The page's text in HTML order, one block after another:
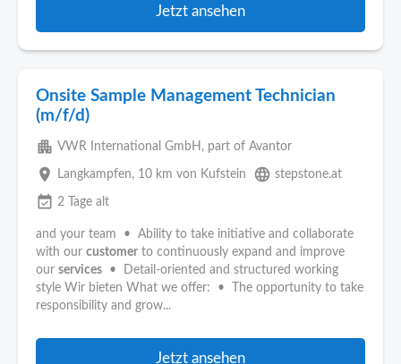
Jetzt ansehen
Onsite Sample Management Technician
(m/f/d)
apartment VWR International GmbH, part of Avantor
place Langkampfen, 10 km von Kufstein language stepstone.at
event_available 2 Tage alt
and your team • Ability to take initiative and collaborate
with our customer to continuously expand and improve
our services • Detail-oriented and structured working
style Wir bieten What we offer: • The opportunity to take
responsibility and grow...
Jetzt ansehen